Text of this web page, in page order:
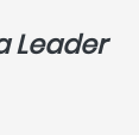
Leader